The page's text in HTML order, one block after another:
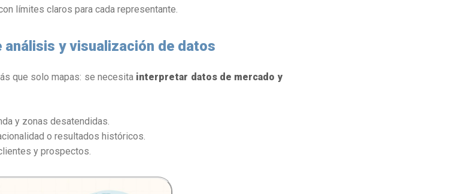
límites claros para cada representante.
análisis y visualización de datos
que solo mapas: se necesita interpretar datos de mercado y
y zonas desatendidas.
o resultados históricos.
y prospectos.